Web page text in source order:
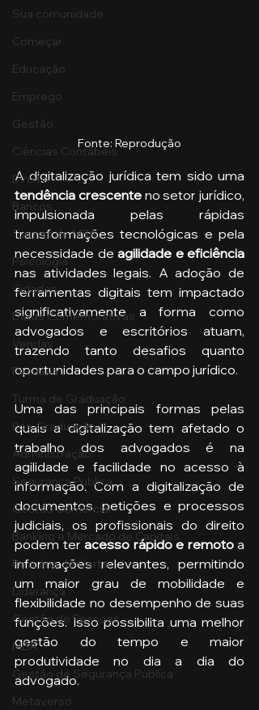
Sua comunidade
Começar
Educação
Emprego
Gestão
Ciências Contábeis
Direito
Bancos
Turmas de MBA
Psicologia
Cidades
Datas Comemorativas
Vendas
Pecuária
Turma de Graduação
Pós-Graduação
Administração
Segurança Publica
Gestão Comercial
Banking e Mercado de Capitais
Pecuária de Corte
Liderança
Gestão de Pessoas
MBA
Gestão de Segurança Publica
Metaverso
Fonte: Reprodução
tendência crescente no setor jurídico,
impulsionada pelas rápidas
transformações tecnológicas e pela
necessidade de agilidade e eficiência
nas atividades legais. A adoção de
ferramentas digitais tem impactado
significativamente a forma como
advogados e escritórios atuam,
trazendo tanto desafios quanto
oportunidades para o campo jurídico.
Uma das principais formas pelas
quais a digitalização tem afetado o
trabalho dos advogados é na
agilidade e facilidade no acesso à
informação. Com a digitalização de
documentos, petições e processos
judiciais, os profissionais do direito
podem ter acesso rápido e remoto a
informações relevantes, permitindo
um maior grau de mobilidade e
flexibilidade no desempenho de suas
funções. Isso possibilita uma melhor
gestão do tempo e maior
produtividade no dia a dia do
advogado.